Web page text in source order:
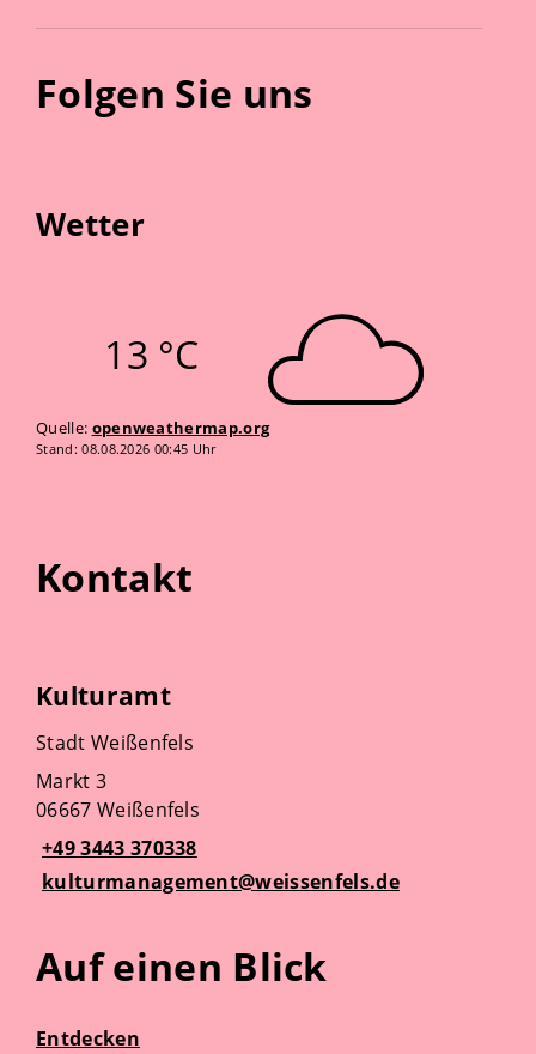
Folgen Sie uns
Wetter
13 °C
Quelle: openweathermap.org
Stand: 08.08.2026 00:45 Uhr
Kontakt
Kulturamt
Stadt Weißenfels
Markt 3
06667 Weißenfels
+49 3443 370338
kulturmanagement@weissenfels.de
Auf einen Blick
Entdecken